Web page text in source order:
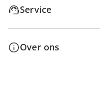
Service
Over ons